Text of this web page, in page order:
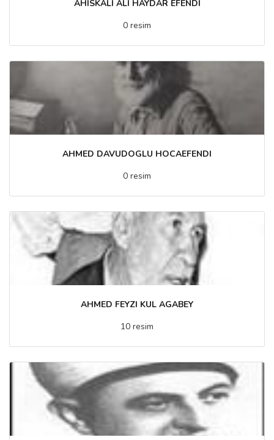
AHISKALI ALI HAYDAR EFENDI
0 resim
AHMED DAVUDOGLU HOCAEFENDI
0 resim
AHMED FEYZI KUL AGABEY
10 resim